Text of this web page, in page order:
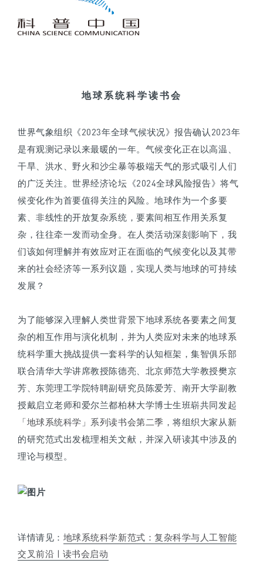
地球系统科学读书会
世界气象组织《2023年全球气候状况》报告确认2023年
是有观测记录以来最暖的一年。气候变化正在以高温、
干旱、洪水、野火和沙尘暴等极端天气的形式吸引人们
的广泛关注。世界经济论坛《2024全球风险报告》将气
候变化作为首要值得关注的风险。地球作为一个多要
素、非线性的开放复杂系统，要素间相互作用关系复
杂，往往牵一发而动全身。在人类活动深刻影响下，我
们该如何理解并有效应对正在面临的气候变化以及其带
来的社会经济等一系列议题，实现人类与地球的可持续
发展？
为了能够深入理解人类世背景下地球系统各要素之间复
杂的相互作用与演化机制，并为人类应对未来的地球系
统科学重大挑战提供一套科学的认知框架，集智俱乐部
联合清华大学讲席教授陈德亮、北京师范大学教授樊京
芳、东莞理工学院特聘副研究员陈爱芳、南开大学副教
授戴启立老师和爱尔兰都柏林大学博士生班崭共同发起
「地球系统科学」系列读书会第二季 ，将组织大家从新
的研究范式出发梳理相关文献，并深入研读其中涉及的
理论与模型。
详情请见： 地球系统科学新范式：复杂科学与人工智能
交叉前沿 | 读书会启动